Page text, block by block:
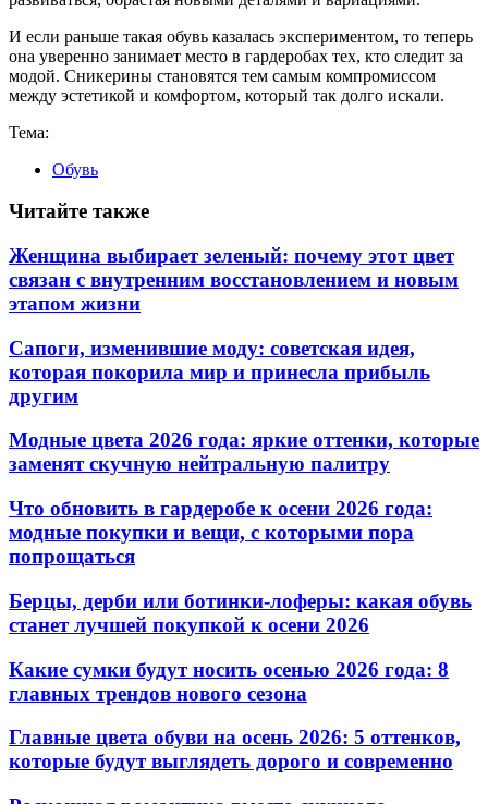
И если раньше такая обувь казалась экспериментом, то теперь
она уверенно занимает место в гардеробах тех, кто следит за
модой. Сникерины становятся тем самым компромиссом
между эстетикой и комфортом, который так долго искали.
Тема:
Обувь
Читайте также
Женщина выбирает зеленый: почему этот цвет
связан с внутренним восстановлением и новым
этапом жизни
Сапоги, изменившие моду: советская идея,
которая покорила мир и принесла прибыль
другим
Модные цвета 2026 года: яркие оттенки, которые
заменят скучную нейтральную палитру
Что обновить в гардеробе к осени 2026 года:
модные покупки и вещи, с которыми пора
попрощаться
Берцы, дерби или ботинки-лоферы: какая обувь
станет лучшей покупкой к осени 2026
Какие сумки будут носить осенью 2026 года: 8
главных трендов нового сезона
Главные цвета обуви на осень 2026: 5 оттенков,
которые будут выглядеть дорого и современно